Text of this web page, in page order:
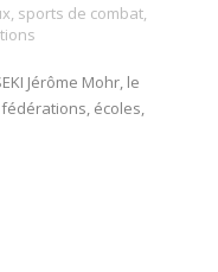
, sports de combat,
Jérôme Mohr, le
écoles,